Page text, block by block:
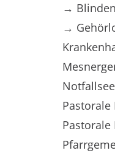
→
→
Pastorale
Pastorale